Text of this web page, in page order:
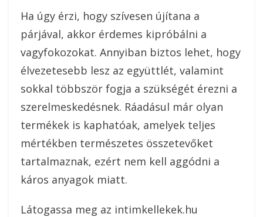
Ha úgy érzi, hogy szívesen újítana a
párjával, akkor érdemes kipróbálni a
vagyfokozokat. Annyiban biztos lehet, hogy
élvezetesebb lesz az együttlét, valamint
sokkal többször fogja a szükségét érezni a
szerelmeskedésnek. Ráadásul már olyan
termékek is kaphatóak, amelyek teljes
mértékben természetes összetevőket
tartalmaznak, ezért nem kell aggódni a
káros anyagok miatt.
Látogassa meg az intimkellekek.hu